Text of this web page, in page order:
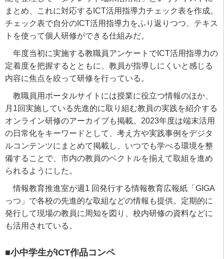
まとめ、これに対応する ICT活用指導力チェック表を作成。
チェック表で自分の ICT活用指導力をふり返りつつ、テキス
トを使って個人研修ができる仕組みだ。
年度当初に実施する教職員アンケートで ICT活用指導力の
定着度を把握するとともに、教員が指導しにくいと感じる
内容に焦点を絞って研修を行っている。
教職員用ポータルサイトには授業に役立つ情報のほか、
月 1回実施している先進的に取り組む教員の実践を紹介する
オンライン研修のアーカイブも掲載。 2023年度は端末活用
の日常化をキーワードとして、考え方や実践事例をデジタ
ルコンテンツにまとめて掲載し、いつでも学べる環境を整
備することで、市内の教員のベクトルを揃えて取組を進め
られるようにした。
情報教育推進室が週 1 回発行する情報教育広報紙「 GIGA
っつ」で各校の先進的な取組などの情報も提供。定期的に
発行して現場の教員に周知を図り、校内研修の資料などに
も活用されている。
■小中学生がICT作品コンペ